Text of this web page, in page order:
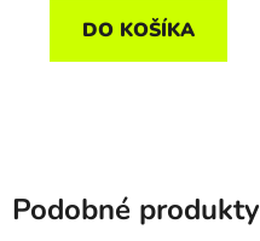
DO KOŠÍKA
Podobné produkty